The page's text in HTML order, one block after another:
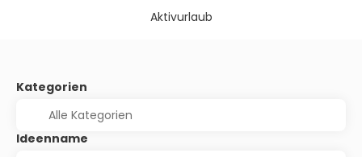
Aktivurlaub
Kategorien
Ideenname